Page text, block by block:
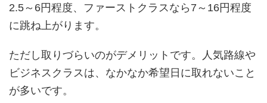
2.5～6円程度、ファーストクラスなら7～16円程度
に跳ね上がります。
ただし取りづらいのがデメリットです。人気路線や
ビジネスクラスは、なかなか希望日に取れないこと
が多いです。